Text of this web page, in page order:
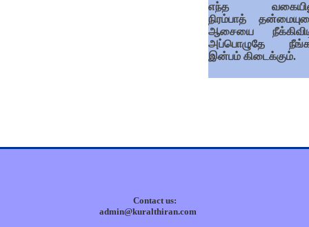
எந்த
நிரம்பாத்
ஆசையை
அப்பொழுதே
இன்பம் கிடைக்கும்.
Contact us:
admin@kuralthiran.com